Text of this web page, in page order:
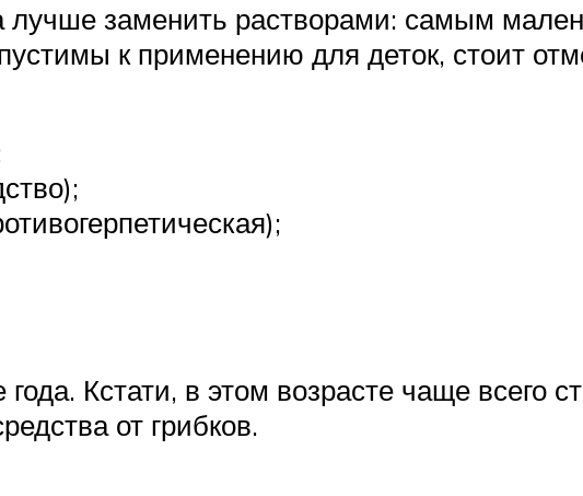
лучше заменить растворами: самым
к применению для деток, стоит
Кстати, в этом возрасте чаще всего
от грибков.